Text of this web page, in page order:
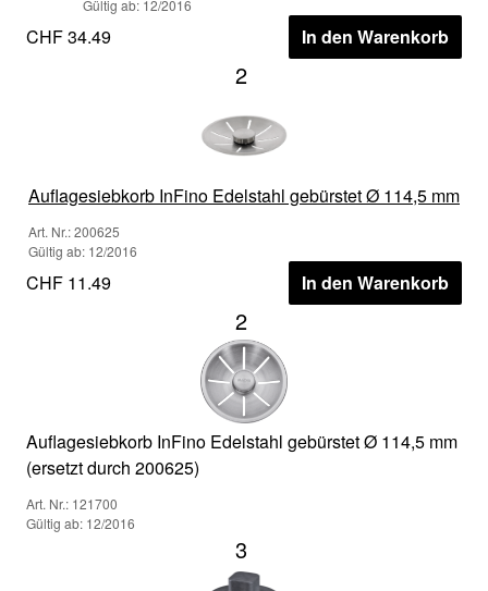
Gültig ab: 12/2016
CHF 34.49 In den Warenkorb
2
Auflagesiebkorb InFino Edelstahl gebürstet Ø 114,5 mm
Art. Nr.: 200625
Gültig ab: 12/2016
CHF 11.49 In den Warenkorb
2
Auflagesiebkorb InFino Edelstahl gebürstet Ø 114,5 mm
(ersetzt durch 200625)
Art. Nr.: 121700
Gültig ab: 12/2016
3